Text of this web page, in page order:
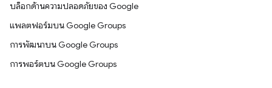
บล็อกด้านความปลอดภัยของ Google
แพลตฟอร์มบน Google Groups
การพัฒนาบน Google Groups
การพอร์ตบน Google Groups